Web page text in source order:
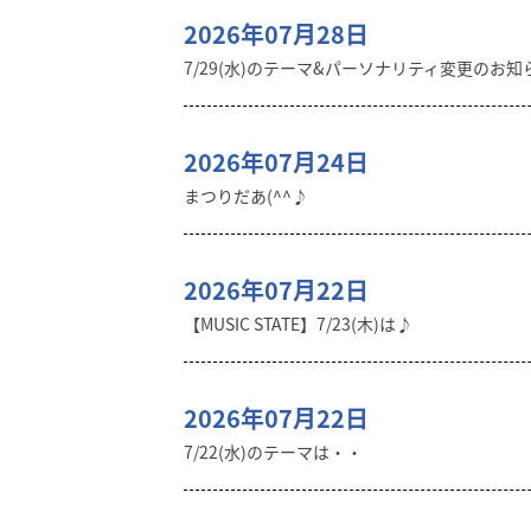
2026年07月28日
7/29(水)のテーマ&パーソナリティ変更のお知
2026年07月24日
まつりだあ(^^♪
2026年07月22日
【MUSIC STATE】7/23(木)は♪
2026年07月22日
7/22(水)のテーマは・・